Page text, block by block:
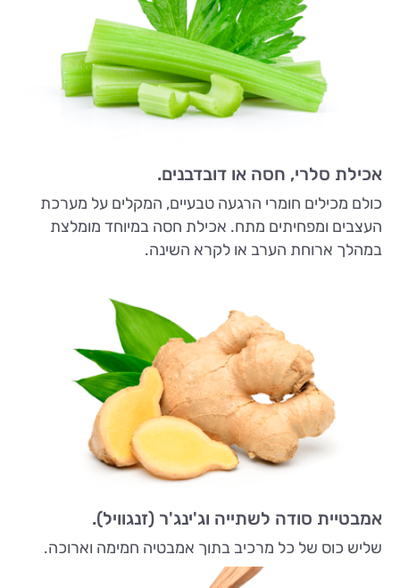
אכילת סלרי, חסה או דובדבנים.
כולם מכילים חומרי הרגעה טבעיים, המקלים על מערכת
העצבים ומפחיתים מתח. אכילת חסה במיוחד מומלצת
במהלך ארוחת הערב או לקרא השינה.
אמבטיית סודה לשתייה וג'ינג'ר (זנגוויל).
שליש כוס של כל מרכיב בתוך אמבטיה חמימה וארוכה.